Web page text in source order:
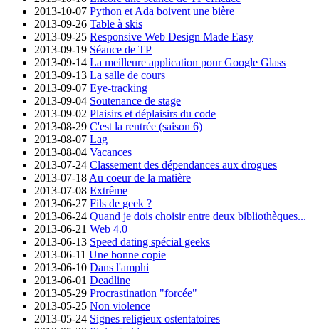
2013-10-07 Python et Ada boivent une bière
2013-09-26 Table à skis
2013-09-25 Responsive Web Design Made Easy
2013-09-19 Séance de TP
2013-09-14 La meilleure application pour Google Glass
2013-09-13 La salle de cours
2013-09-07 Eye-tracking
2013-09-04 Soutenance de stage
2013-09-02 Plaisirs et déplaisirs du code
2013-08-29 C'est la rentrée (saison 6)
2013-08-07 Lag
2013-08-04 Vacances
2013-07-24 Classement des dépendances aux drogues
2013-07-18 Au coeur de la matière
2013-07-08 Extrême
2013-06-27 Fils de geek ?
2013-06-24 Quand je dois choisir entre deux bibliothèques...
2013-06-21 Web 4.0
2013-06-13 Speed dating spécial geeks
2013-06-11 Une bonne copie
2013-06-10 Dans l'amphi
2013-06-01 Deadline
2013-05-29 Procrastination "forcée"
2013-05-25 Non violence
2013-05-24 Signes religieux ostentatoires